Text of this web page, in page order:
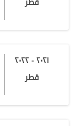
٢٠٢١ - ٢٠٢٢
قطر